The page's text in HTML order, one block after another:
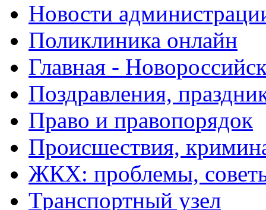
Новости
Поликлиника онлайн
Главная -
Поздравления,
Право и правопорядок
Происшествия,
ЖКХ: проблемы,
Транспортный узел